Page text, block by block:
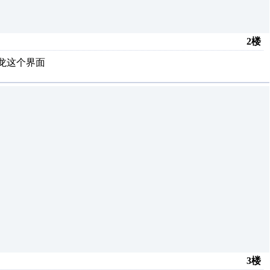
2楼
这个界面
3楼